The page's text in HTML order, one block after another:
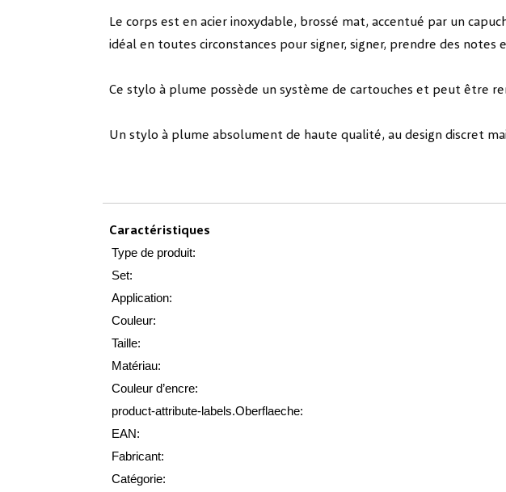
Le corps est en acier inoxydable, brossé mat, accentué par un
idéal en toutes circonstances pour signer, signer, prendre des notes
Ce stylo à plume possède un système de cartouches et peut être
Un stylo à plume absolument de haute qualité, au design discret
Caractéristiques
Type de produit:
Set:
Application:
Couleur:
Taille:
Matériau:
Couleur d’encre:
product-attribute-labels.Oberflaeche:
EAN:
Fabricant:
Catégorie: